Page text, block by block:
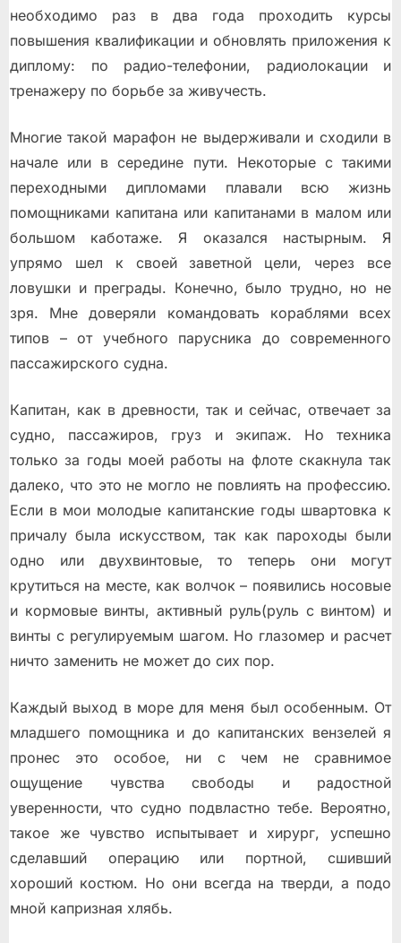
необходимо раз в два года проходить курсы
повышения квалификации и обновлять приложения к
диплому: по радио-телефонии, радиолокации и
тренажеру по борьбе за живучесть.
Многие такой марафон не выдерживали и сходили в
начале или в середине пути. Некоторые с такими
переходными дипломами плавали всю жизнь
помощниками капитана или капитанами в малом или
большом каботаже. Я оказался настырным. Я
упрямо шел к своей заветной цели, через все
ловушки и преграды. Конечно, было трудно, но не
зря. Мне доверяли командовать кораблями всех
типов – от учебного парусника до современного
пассажирского судна.
Капитан, как в древности, так и сейчас, отвечает за
судно, пассажиров, груз и экипаж. Но техника
только за годы моей работы на флоте скакнула так
далеко, что это не могло не повлиять на профессию.
Если в мои молодые капитанские годы швартовка к
причалу была искусством, так как пароходы были
одно или двухвинтовые, то теперь они могут
крутиться на месте, как волчок – появились носовые
и кормовые винты, активный руль(руль с винтом) и
винты с регулируемым шагом. Но глазомер и расчет
ничто заменить не может до сих пор.
Каждый выход в море для меня был особенным. От
младшего помощника и до капитанских вензелей я
пронес это особое, ни с чем не сравнимое
ощущение чувства свободы и радостной
уверенности, что судно подвластно тебе. Вероятно,
такое же чувство испытывает и хирург, успешно
сделавший операцию или портной, сшивший
хороший костюм. Но они всегда на тверди, а подо
мной капризная хлябь.